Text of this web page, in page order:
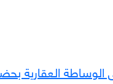
العقارية